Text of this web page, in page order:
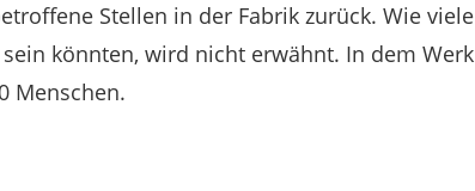
Stellen in der Fabrik zurück. Wie viele
könnten, wird nicht erwähnt. In dem Werk
Menschen.